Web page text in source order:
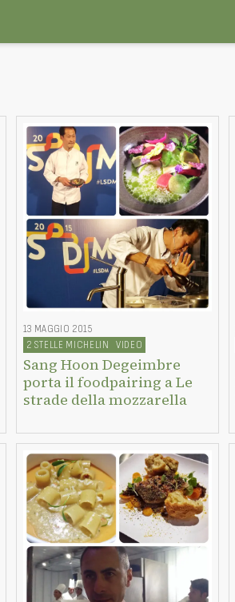
13 MAGGIO 2015
2 STELLE MICHELIN VIDEO
Sang Hoon Degeimbre
porta il foodpairing a Le
strade della mozzarella